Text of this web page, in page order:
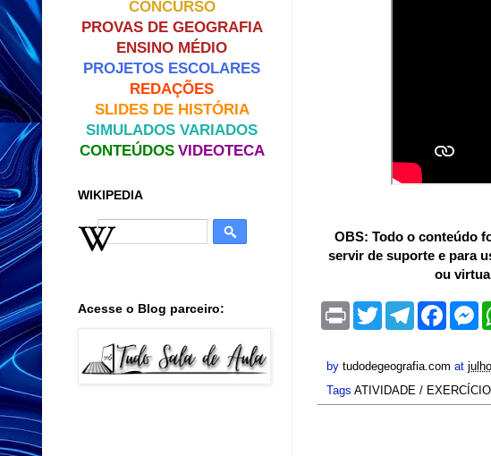
OBS: Todo o conteúdo
servir de suporte e para
ou
P
t
T
t
r
T
g
a
m
F
b
o
k
M
e
g
e
by tudodegeografia.com at
Tags ATIVIDADE /
CONCURSO
PROVAS DE GEOGRAFIA
ENSINO MÉDIO
PROJETOS ESCOLARES
REDAÇÕES
SLIDES DE HISTÓRIA
SIMULADOS VARIADOS
CONTEÚDOS VIDEOTECA
WIKIPEDIA
Acesse o Blog parceiro: